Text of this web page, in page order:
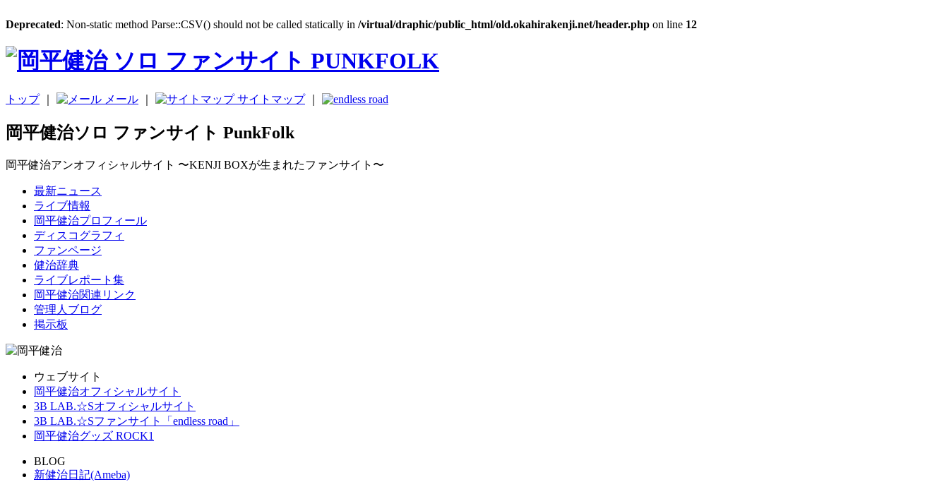
Deprecated: Non-static method Parse::CSV() should not be called statically in /virtual/draphic/public_html/old.okahirakenji.net/header.php on line 12
トップ｜ メール サイトマップ｜
岡平健治ソロ ファンサイト PunkFolk
岡平健治アンオフィシャルサイト 〜KENJI BOXが生まれたファンサイト〜
最新ニュース
ライブ情報
岡平健治プロフィール
ディスコグラフィ
ファンページ
健治辞典
ライブレポート集
岡平健治関連リンク
管理人ブログ
掲示板
ウェブサイト
岡平健治オフィシャルサイト
3B LAB.☆Sオフィシャルサイト
3B LAB.☆Sファンサイト「endless road」
岡平健治グッズ ROCK1
BLOG
新健治日記(Ameba)